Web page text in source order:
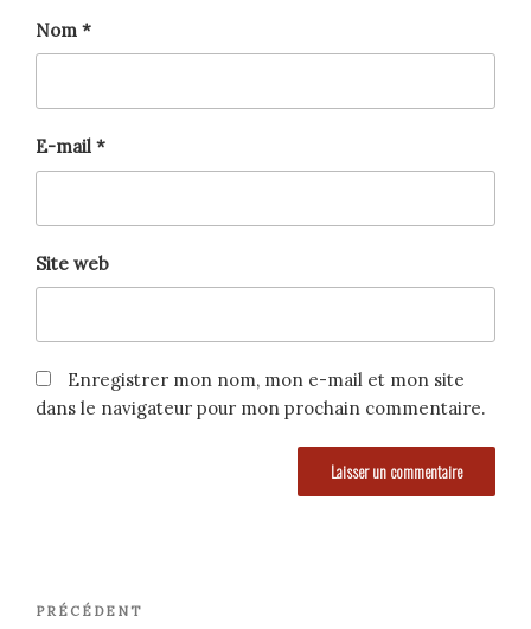
Nom *
E-mail *
Site web
Enregistrer mon nom, mon e-mail et mon site
dans le navigateur pour mon prochain commentaire.
Navigation
Article
PRÉCÉDENT